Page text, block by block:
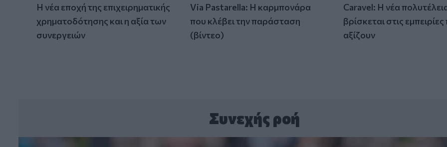
Η νέα εποχή της επιχειρηματικής
χρηματοδότησης και η αξία των
συνεργειών
Via Pastarella: Η καρμπονάρα
που κλέβει την παράσταση
(βίντεο)
Caravel: Η νέα
βρίσκεται στις
αξίζουν
Συνεχής ροή